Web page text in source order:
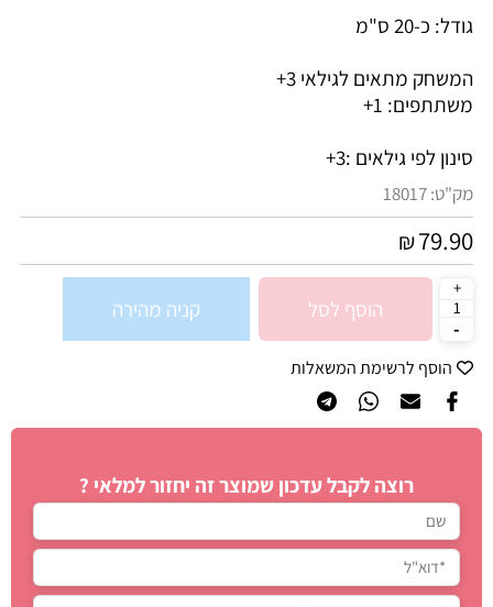
גודל: כ-20 ס"מ
המשחק מתאים לגילאי 3+
משתתפים: 1+
סינון לפי גילאים :3+
מק"ט:18017
₪79.90
הוסף לסל קניה מהירה
הוסף לרשימת המשאלות
רוצה לקבל עדכון שמוצר זה יחזור למלאי ?